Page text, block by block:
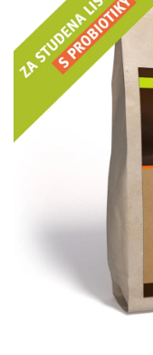
VĚRNOSTNÍ
ZNAČKY
PRODEJNA
VÝMĚNA, VRÁCENÍ